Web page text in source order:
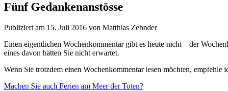
Fünf Gedankenanstösse
Publiziert am 15. Juli 2016 von Matthias Zehnder
Einen eigentlichen Wochenkommentar gibt es heute nicht – der
eines davon hätten Sie nicht erwartet.
Wenn Sie trotzdem einen Wochenkommentar lesen möchten,
Machen Sie auch Ferien am Meer der Toten?